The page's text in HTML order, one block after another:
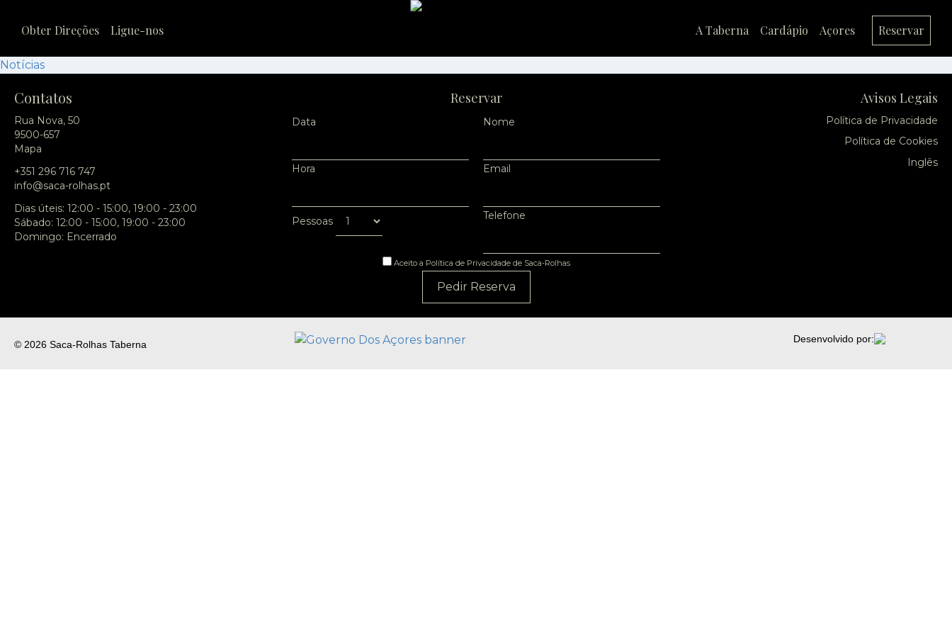
Obter Direções Ligue-nos A Taberna Cardápio Açores Reservar
Notícias
Contatos
Rua Nova, 50
9500-657
Mapa
+351 296 716 747
info@saca-rolhas.pt
Dias úteis: 12:00 - 15:00, 19:00 - 23:00
Sábado: 12:00 - 15:00, 19:00 - 23:00
Domingo: Encerrado
Reservar
Data
Hora
Pessoas
Nome
Email
Telefone
Aceito a Política de Privacidade de Saca-Rolhas
Pedir Reserva
Avisos Legais
Política de Privacidade
Política de Cookies
Inglês
© 2026 Saca-Rolhas Taberna Desenvolvido por: